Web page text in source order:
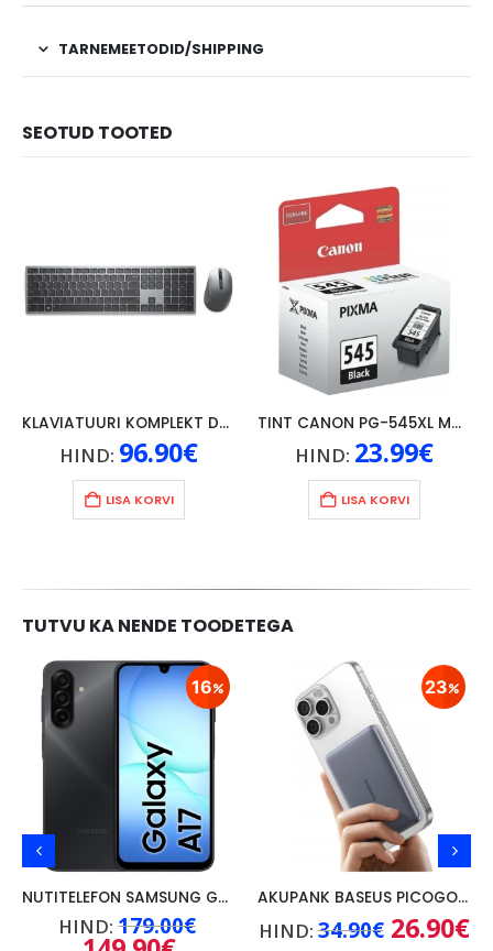
TARNEMEETODID/SHIPPING
SEOTUD TOOTED
KLAVIATUURI KOMPLEKT DELL KM7321W EST
HIND: 96.90€
LISA KORVI
TINT CANON PG-545XL MUST
HIND: 23.99€
LISA KORVI
TUTVU KA NENDE TOODETEGA
16
NUTITELEFON SAMSUNG GALAXY A17 4G, 4GB/128GB, MUST
HIND:179.00€
Praegune
23
AKUPANK BASEUS PICOGO AM41 5000mAh, 20W, KAABEL USB-C 60W/30CM, HALL
HIND:34.90€ Algne
hind
26.90€